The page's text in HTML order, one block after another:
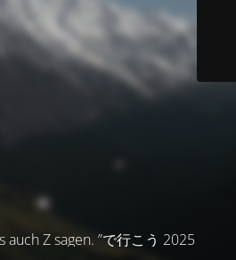
auch Z sagen. ”で行こう 2025